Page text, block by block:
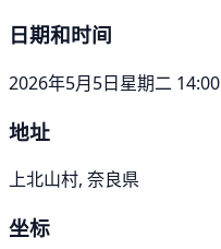
日期和时间
2026年5月5日星期二 14:00
地址
上北山村, 奈良県
坐标